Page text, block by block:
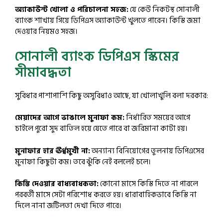
অ্যাকাউন্ট খোলা ও পরিচালনা সহজ:যে কেউ নিকটস্থ সোনালী
ব্যাংক শাখায় গিয়ে ডিপিএস অ্যাকাউন্ট খুলতে পারেন। কিস্তি জমা
দেওয়ার নিয়মও সহজ।
সোনালী ব্যাংক ডিপিএস স্কিমের
সীমাবদ্ধতা
সুবিধার পাশাপাশি কিছু অসুবিধাও আছে, যা খোলাখুলি বলা দরকার:
মেয়াদের আগে ভাঙালে মুনাফা কম:নির্ধারিত সময়ের আগে
চাইলে পুরো সুদ বাতিল হয়ে যেতে পারে বা জরিমানা কাটা হয়।
মুনাফার হার ঊর্ধ্বমুখী না:অন্যান্য বিনিয়োগের তুলনায় ডিপিএসের
মুনাফা কিছুটা কম। তবে ঝুঁকি নেই বললেই চলে।
কিস্তি দেওয়ার বাধ্যবাধকতা:কোনো মাসে কিস্তি দিতে না পারলে
পরবর্তী মাসে সেটা পরিশোধ করতে হয়। ধারাবাহিকভাবে কিস্তি না
দিলে নানা জটিলতা দেখা দিতে পারে।